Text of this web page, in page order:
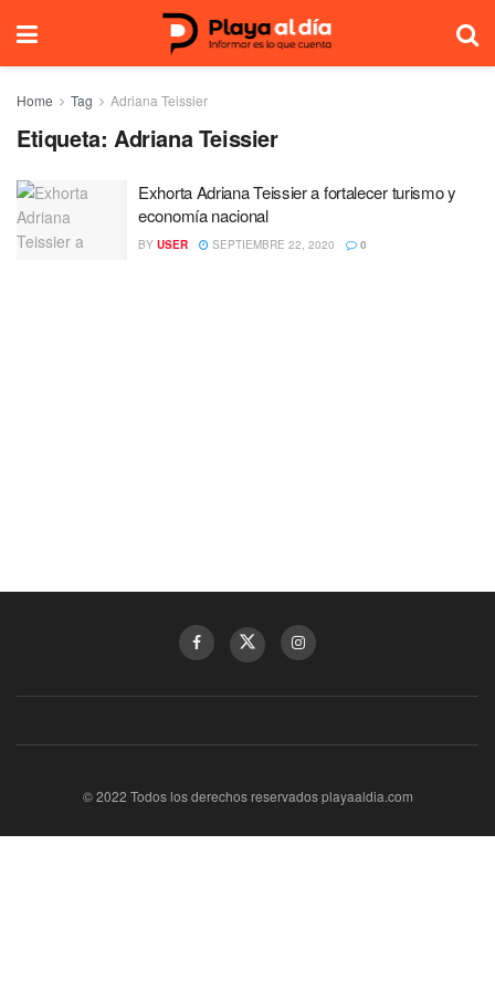
Home Tag Adriana Teissier
Etiqueta: Adriana Teissier
Exhorta Adriana Teissier a fortalecer turismo y
economía nacional
BY USER SEPTIEMBRE 22, 2020 0
© 2022 Todos los derechos reservados playaaldia.com